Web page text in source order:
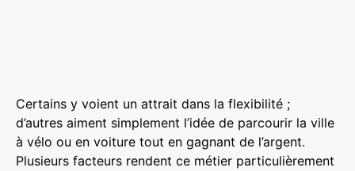
Certains y voient un attrait dans la flexibilité ;
d’autres aiment simplement l’idée de parcourir la ville
à vélo ou en voiture tout en gagnant de l’argent.
Plusieurs facteurs rendent ce métier particulièrement